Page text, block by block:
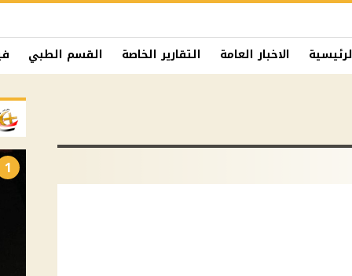
الاخبار العامة التقارير الخاصة القسم الطبي
1